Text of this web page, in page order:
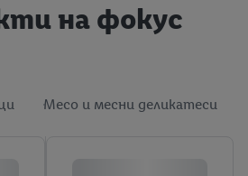
на фокус
Месо и месни деликатеси